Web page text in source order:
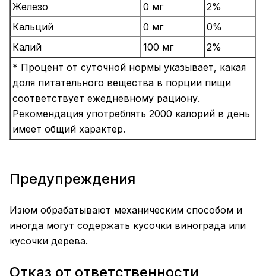
Железо
0 мг
2%
Кальций
0 мг
0%
Калий
100 мг
2%
* Процент от суточной нормы указывает, какая
доля питательного вещества в порции пищи
соответствует ежедневному рациону.
Рекомендация употреблять 2000 калорий в день
имеет общий характер.
Предупреждения
Изюм обрабатывают механическим способом и
иногда могут содержать кусочки винограда или
кусочки дерева.
Отказ от ответственности